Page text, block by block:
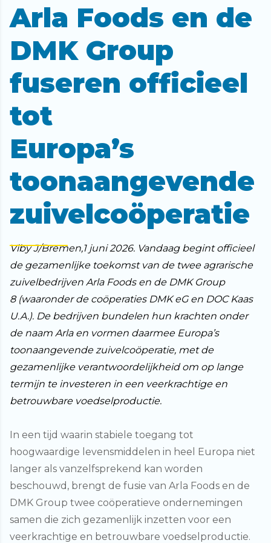
Arla Foods en de
DMK Group
fuseren officieel
tot
Europa’s
toonaangevende
zuivelcoöperatie
Viby J/Bremen,1 juni 2026. Vandaag begint officieel
de gezamenlijke toekomst van de twee agrarische
zuivelbedrijven Arla Foods en de DMK Group
8(waaronder de coöperaties DMK eG en DOC Kaas
U.A.). De bedrijven bundelen hun krachten onder
de naam Arla en vormen daarmee Europa’s
toonaangevende zuivelcoöperatie, met de
gezamenlijke verantwoordelijkheid om op lange
termijn te investeren in een veerkrachtige en
betrouwbare voedselproductie.
In een tijd waarin stabiele toegang tot
hoogwaardige levensmiddelen in heel Europa niet
langer als vanzelfsprekend kan worden
beschouwd, brengt de fusie van Arla Foods en de
DMK Group twee coöperatieve ondernemingen
samen die zich gezamenlijk inzetten voor een
veerkrachtige en betrouwbare voedselproductie.